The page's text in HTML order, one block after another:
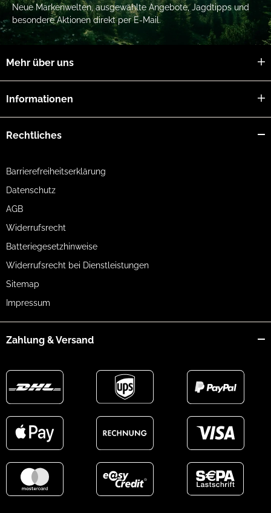
Neue Markenwelten, ausgewählte Angebote, Jagdtipps und
besondere Aktionen direkt per E-Mail.
Mehr über uns
Informationen
Rechtliches
Barrierefreiheitserklärung
Datenschutz
AGB
Widerrufsrecht
Batteriegesetzhinweise
Widerrufsrecht bei Dienstleistungen
Sitemap
Impressum
Zahlung & Versand